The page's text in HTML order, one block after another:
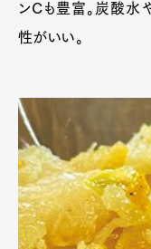
ンCも豊富。炭酸水
性がいい。